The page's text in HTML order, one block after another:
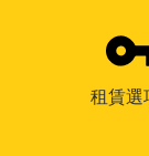
租賃選